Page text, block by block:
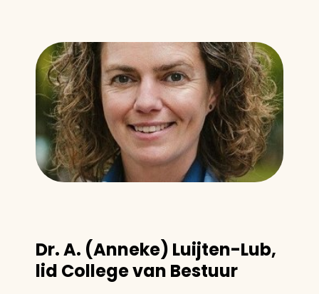
Dr. A. (Anneke) Luijten-Lub,
lid College van Bestuur